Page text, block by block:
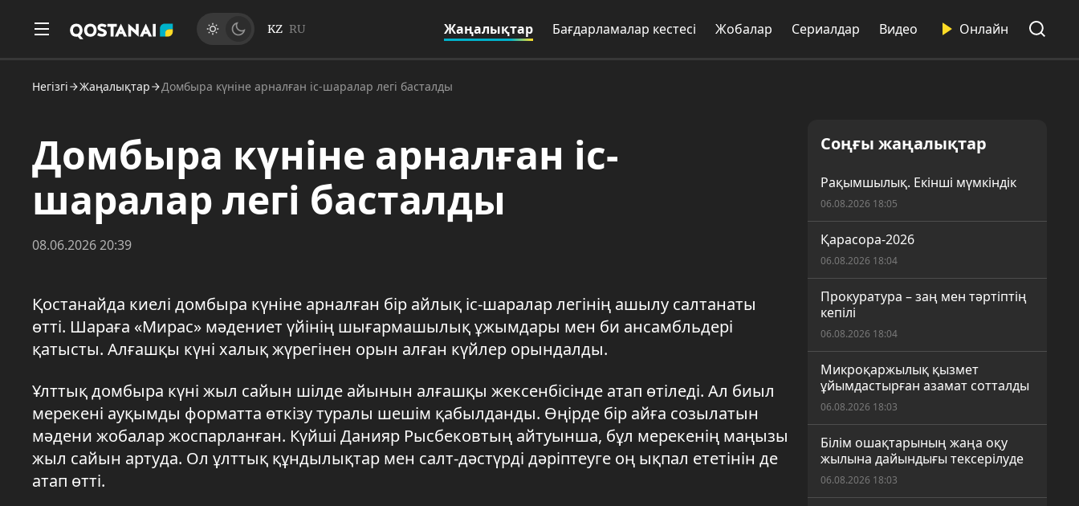
KZ RU Жаңалықтар Бағдарламалар кестесі Жобалар Сериалдар Видео Онлайн
Негізгі Жаңалықтар Домбыра күніне арналған іс-шаралар легі басталды
Домбыра күніне арналған іс-
шаралар легі басталды
08.06.2026 20:39
Қостанайда киелі домбыра күніне арналған бір айлық іс-шаралар легінің ашылу салтанаты
өтті. Шараға «Мирас» мәдениет үйінің шығармашылық ұжымдары мен би ансамбльдері
қатысты. Алғашқы күні халық жүрегінен орын алған күйлер орындалды.
Ұлттық домбыра күні жыл сайын шілде айынын алғашқы жексенбісінде атап өтіледі. Ал биыл
мерекені ауқымды форматта өткізу туралы шешім қабылданды. Өңірде бір айға созылатын
мәдени жобалар жоспарланған. Күйші Данияр Рысбековтың айтуынша, бұл мерекенің маңызы
жыл сайын артуда. Ол ұлттық құндылықтар мен салт-дәстүрді дәріптеуге оң ықпал ететінін де
атап өтті.
Соңғы жаңалықтар
Рақымшылық. Екінші мүмкіндік
06.08.2026 18:05
Қарасора-2026
06.08.2026 18:04
Прокуратура – заң мен тәртіптің
кепілі
06.08.2026 18:04
Микроқаржылық қызмет
ұйымдастырған азамат сотталды
06.08.2026 18:03
Білім ошақтарының жаңа оқу
жылына дайындығы тексерілуде
06.08.2026 18:03